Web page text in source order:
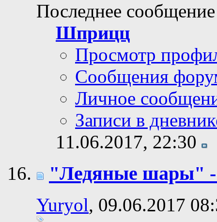
Последнее
Шприцц
Просмотр
Сообщения
Личное
Записи в
11.06.2017, 22:30
"Ледяные шары"
Yuryol, 09.06.2017